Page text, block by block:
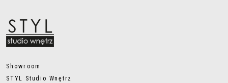
Showroom
STYL Studio Wnętrz